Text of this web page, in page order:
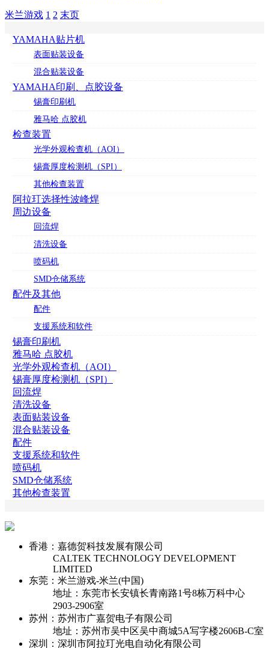
米兰游戏 1 2 末页
YAMAHA贴片机
表面贴装设备
混合贴装设备
YAMAHA印刷、点胶设备
锡膏印刷机
雅马哈 点胶机
检查装置
光学外观检查机（AOI）
锡膏厚度检测机（SPI）
其他检查装置
阿拉玎选择性波峰焊
周边设备
回流焊
清洗设备
喷码机
SMD仓储系统
配件及其他
配件
支援系统和软件
锡膏印刷机
雅马哈 点胶机
光学外观检查机（AOI）
锡膏厚度检测机（SPI）
回流焊
清洗设备
表面贴装设备
混合贴装设备
配件
支援系统和软件
喷码机
SMD仓储系统
其他检查装置
香港：嘉德贺科技发展有限公司
CALTEK TECHNOLOGY DEVELOPMENT
LIMITED
东莞：米兰游戏-米兰(中国)
地址：东莞市长安镇长青南路1号8栋万科中心
2903-2906室
苏州：苏州市广嘉贺电子有限公司
地址：苏州市吴中区吴中商城5A写字楼2606B-C室
深圳：深圳市阿拉玎光电自动化有限公司